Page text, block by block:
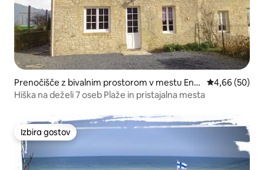
Prenočišče z bivalnim prostorom v mestu Engl
esqueville-la-Percée
Povprečna
4,66 (50)
Hiška na deželi 7 oseb Plaže in pristajalna mesta
Izbira gostov
Izbira gostov